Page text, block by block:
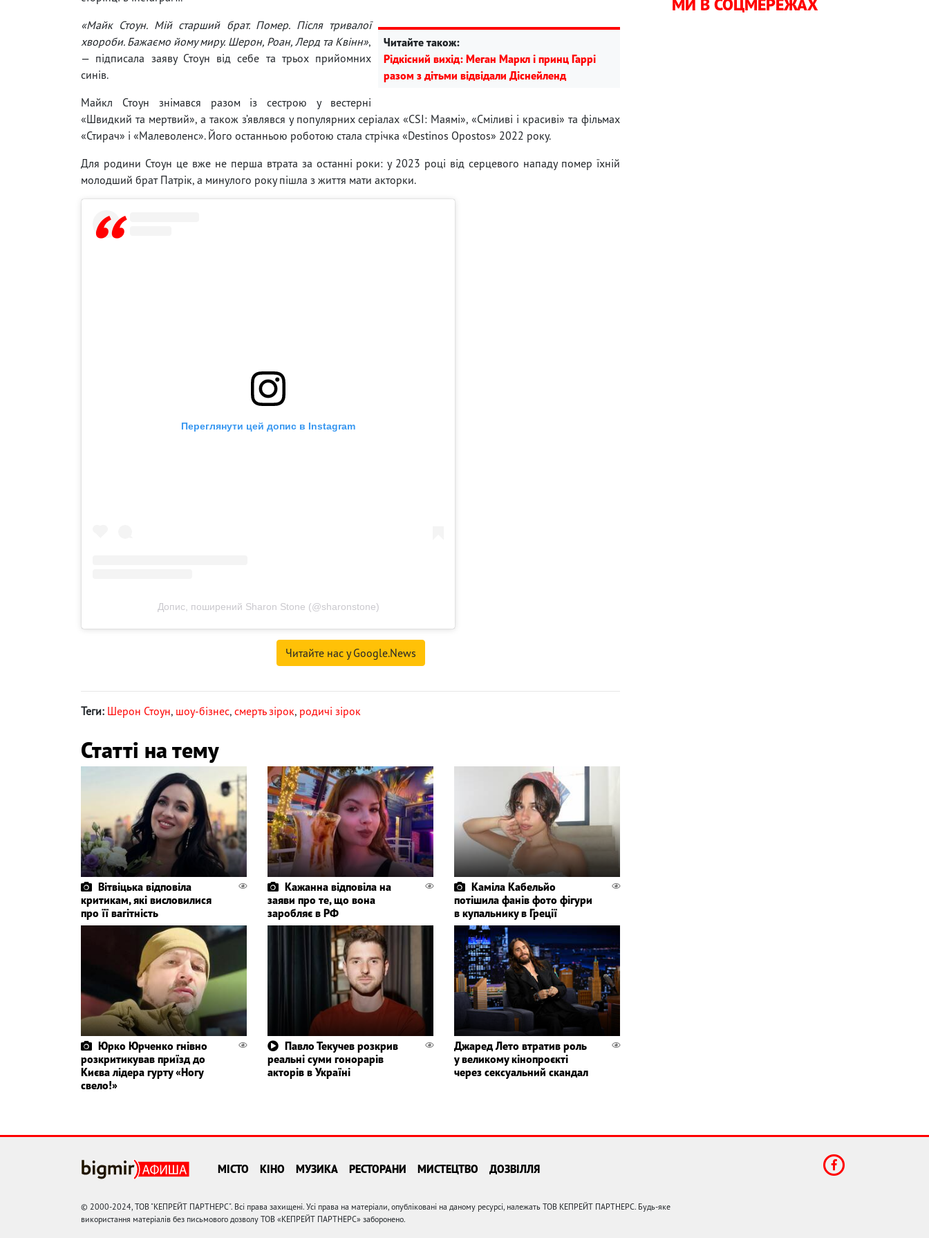
Читайте також:
Рідкісний вихід: Меган Маркл і принц Гаррі
разом з дітьми відвідали Діснейленд
«Майк Стоун. Мій старший брат. Помер. Після тривалої
хвороби. Бажаємо йому миру. Шерон, Роан, Лерд та Квінн»,
— підписала заяву Стоун від себе та трьох прийомних
синів.
Майкл Стоун знімався разом із сестрою у вестерні
«Швидкий та мертвий», а також з’являвся у популярних серіалах «CSI: Маямі», «Сміливі і красиві» та фільмах
«Стирач» і «Малеволенс». Його останньою роботою стала стрічка «Destinos Opostos» 2022 року.
Для родини Стоун це вже не перша втрата за останні роки: у 2023 році від серцевого нападу помер їхній
молодший брат Патрік, а минулого року пішла з життя мати акторки.
Переглянути цей допис в Instagram
Допис, поширений Sharon Stone (@sharonstone)
Читайте нас у Google.News
Теги: Шерон Стоун, шоу-бізнес, смерть зірок, родичі зірок
Статті на тему
Вітвіцька відповіла
критикам, які висловилися
про її вагітність
Кажанна відповіла на
заяви про те, що вона
заробляє в РФ
Каміла Кабельйо
потішила фанів фото фігури
в купальнику в Греції
Юрко Юрченко гнівно
розкритикував приїзд до
Києва лідера гурту «Ногу
свело!»
Павло Текучев розкрив
реальні суми гонорарів
акторів в Україні
Джаред Лето втратив роль
у великому кінопроєкті
через сексуальний скандал
МИ В СОЦМЕРЕЖАХ
МІСТО КІНО МУЗИКА РЕСТОРАНИ МИСТЕЦТВО ДОЗВІЛЛЯ
© 2000-2024, ТОВ "КЕПРЕЙТ ПАРТНЕРС". Всі права захищені. Усі права на матеріали, опубліковані на даному ресурсі, належать ТОВ КЕПРЕЙТ ПАРТНЕРС. Будь-яке
використання матеріалів без письмового дозволу ТОВ «КЕПРЕЙТ ПАРТНЕРС» заборонено.